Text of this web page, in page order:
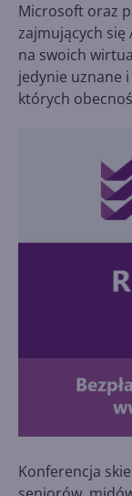
Microsoft oraz
zajmujących się
na swoich
jedynie uznane
których
Konferencja